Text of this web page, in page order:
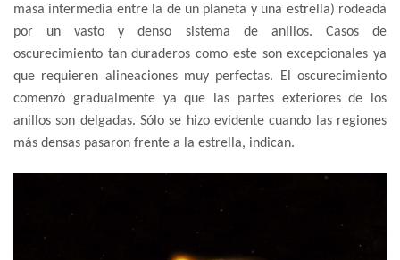
masa intermedia entre la de un planeta y una estrella) rodeada
por un vasto y denso sistema de anillos. Casos de
oscurecimiento tan duraderos como este son excepcionales ya
que requieren alineaciones muy perfectas. El oscurecimiento
comenzó gradualmente ya que las partes exteriores de los
anillos son delgadas. Sólo se hizo evidente cuando las regiones
más densas pasaron frente a la estrella, indican.